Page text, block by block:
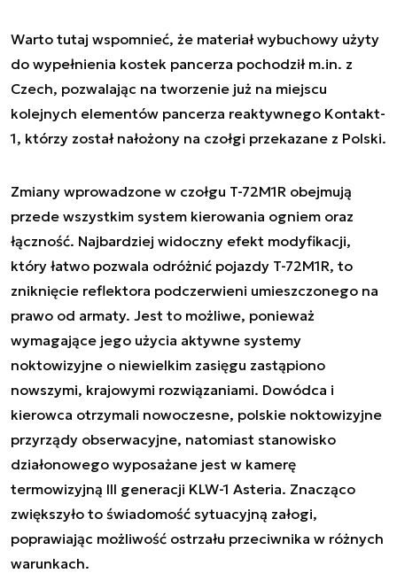
Warto tutaj wspomnieć, że materiał wybuchowy użyty
do wypełnienia kostek pancerza pochodził m.in. z
Czech, pozwalając na tworzenie już na miejscu
kolejnych elementów pancerza reaktywnego Kontakt-
1, którzy został nałożony na czołgi przekazane z Polski.
Zmiany wprowadzone w czołgu T-72M1R obejmują
przede wszystkim system kierowania ogniem oraz
łączność. Najbardziej widoczny efekt modyfikacji,
który łatwo pozwala odróżnić pojazdy T-72M1R, to
zniknięcie reflektora podczerwieni umieszczonego na
prawo od armaty. Jest to możliwe, ponieważ
wymagające jego użycia aktywne systemy
noktowizyjne o niewielkim zasięgu zastąpiono
nowszymi, krajowymi rozwiązaniami. Dowódca i
kierowca otrzymali nowoczesne, polskie noktowizyjne
przyrządy obserwacyjne, natomiast stanowisko
działonowego wyposażane jest w kamerę
termowizyjną III generacji KLW-1 Asteria. Znacząco
zwiększyło to świadomość sytuacyjną załogi,
poprawiając możliwość ostrzału przeciwnika w różnych
warunkach.